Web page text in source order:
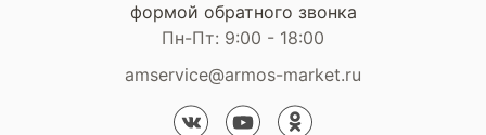
формой обратного звонка
Пн-Пт: 9:00 - 18:00
amservice@armos-market.ru